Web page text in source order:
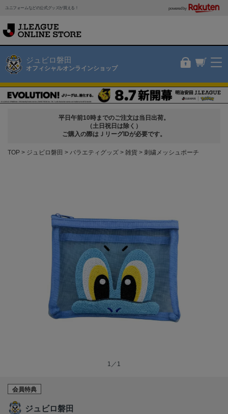
ユニフォームなどの公式グッズが買える！ powered by
ジュビロ磐田
オフィシャルオンラインショップ
平日午前10時までのご注文は当日出荷。
（土日祝日は除く）
ご購入の際はＪリーグIDが必要です。
TOP ジュビロ磐田 バラエティグッズ 雑貨 刺繍メッシュポーチ
1／1
会員特典
ジュビロ磐田